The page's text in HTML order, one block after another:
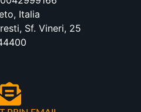
Italia
Sf. Vineri, 25